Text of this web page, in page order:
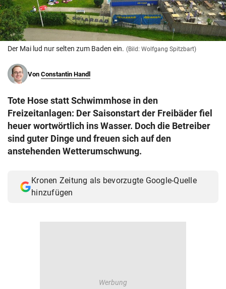
© Krone Multimedia GmbH & Co KG 2026
Muthgasse 2, 1190 Wien
Der Mai lud nur selten zum Baden ein. (Bild: Wolfgang Spitzbart)
Von Constantin Handl
Tote Hose statt Schwimmhose in den
Freizeitanlagen: Der Saisonstart der Freibäder fiel
heuer wortwörtlich ins Wasser. Doch die Betreiber
sind guter Dinge und freuen sich auf den
anstehenden Wetterumschwung.
Kronen Zeitung als bevorzugte Google-Quelle
hinzufügen